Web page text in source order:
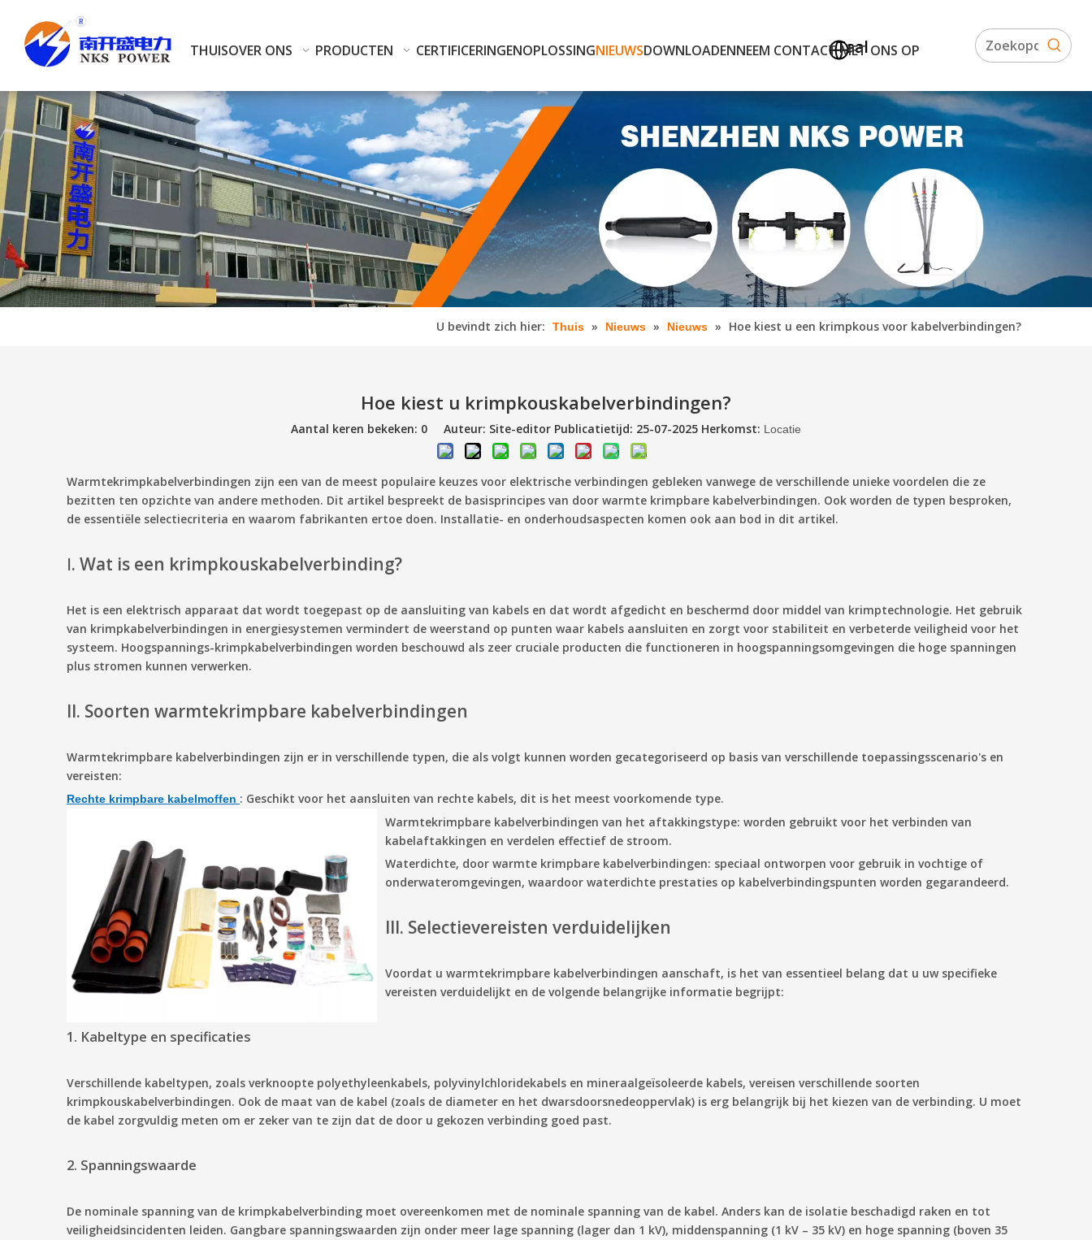
THUISOVER ONS PRODUCTEN CERTIFICERINGENOPLOSSINGNIEUWSDOWNLOADENNEEM CONTACT MET ONS OP
Taal
U bevindt zich hier: Thuis » Nieuws » Nieuws » Hoe kiest u een krimpkous voor kabelverbindingen?
Hoe kiest u krimpkouskabelverbindingen?
Aantal keren bekeken: 0 Auteur: Site-editor Publicatietijd: 25-07-2025 Herkomst: Locatie
Warmtekrimpkabelverbindingen zijn een van de meest populaire keuzes voor elektrische verbindingen gebleken vanwege de verschillende unieke voordelen die ze
bezitten ten opzichte van andere methoden. Dit artikel bespreekt de basisprincipes van door warmte krimpbare kabelverbindingen. Ook worden de typen besproken,
de essentiële selectiecriteria en waarom fabrikanten ertoe doen. Installatie- en onderhoudsaspecten komen ook aan bod in dit artikel.
Ⅰ. Wat is een krimpkouskabelverbinding?
Het is een elektrisch apparaat dat wordt toegepast op de aansluiting van kabels en dat wordt afgedicht en beschermd door middel van krimptechnologie. Het gebruik
van krimpkabelverbindingen in energiesystemen vermindert de weerstand op punten waar kabels aansluiten en zorgt voor stabiliteit en verbeterde veiligheid voor het
systeem. Hoogspannings-krimpkabelverbindingen worden beschouwd als zeer cruciale producten die functioneren in hoogspanningsomgevingen die hoge spanningen
plus stromen kunnen verwerken.
II. Soorten warmtekrimpbare kabelverbindingen
Warmtekrimpbare kabelverbindingen zijn er in verschillende typen, die als volgt kunnen worden gecategoriseerd op basis van verschillende toepassingsscenario's en
vereisten:
Rechte krimpbare kabelmoffen : Geschikt voor het aansluiten van rechte kabels, dit is het meest voorkomende type.
Warmtekrimpbare kabelverbindingen van het aftakkingstype: worden gebruikt voor het verbinden van
kabelaftakkingen en verdelen effectief de stroom.
Waterdichte, door warmte krimpbare kabelverbindingen: speciaal ontworpen voor gebruik in vochtige of
onderwateromgevingen, waardoor waterdichte prestaties op kabelverbindingspunten worden gegarandeerd.
III. Selectievereisten verduidelijken
Voordat u warmtekrimpbare kabelverbindingen aanschaft, is het van essentieel belang dat u uw specifieke
vereisten verduidelijkt en de volgende belangrijke informatie begrijpt:
1. Kabeltype en specificaties
Verschillende kabeltypen, zoals verknoopte polyethyleenkabels, polyvinylchloridekabels en mineraalgeïsoleerde kabels, vereisen verschillende soorten
krimpkouskabelverbindingen. Ook de maat van de kabel (zoals de diameter en het dwarsdoorsnedeoppervlak) is erg belangrijk bij het kiezen van de verbinding. U moet
de kabel zorgvuldig meten om er zeker van te zijn dat de door u gekozen verbinding goed past.
2. Spanningswaarde
De nominale spanning van de krimpkabelverbinding moet overeenkomen met de nominale spanning van de kabel. Anders kan de isolatie beschadigd raken en tot
veiligheidsincidenten leiden. Gangbare spanningswaarden zijn onder meer lage spanning (lager dan 1 kV), middenspanning (1 kV – 35 kV) en hoge spanning (boven 35